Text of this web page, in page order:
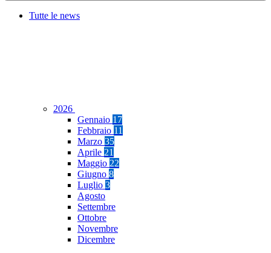
Tutte le news
2026
Gennaio 17
Febbraio 11
Marzo 35
Aprile 21
Maggio 22
Giugno 8
Luglio 3
Agosto
Settembre
Ottobre
Novembre
Dicembre